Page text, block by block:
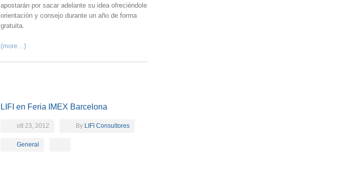
apostarán por sacar adelante su idea ofreciéndole
orientación y consejo durante un año de forma
gratuita.
(more…)
LIFI en Feria IMEX Barcelona
ott 23, 2012 By LIFI Consultores
General